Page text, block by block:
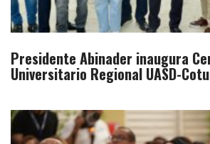
Presidente Abinader inaugura
Universitario Regional UASD-